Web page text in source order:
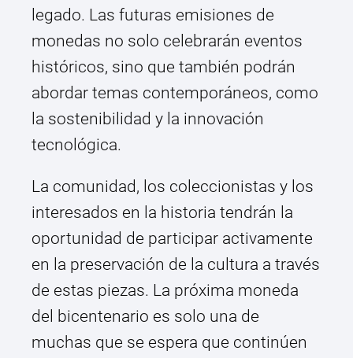
legado. Las futuras emisiones de
monedas no solo celebrarán eventos
históricos, sino que también podrán
abordar temas contemporáneos, como
la sostenibilidad y la innovación
tecnológica.
La comunidad, los coleccionistas y los
interesados en la historia tendrán la
oportunidad de participar activamente
en la preservación de la cultura a través
de estas piezas. La próxima moneda
del bicentenario es solo una de
muchas que se espera que continúen